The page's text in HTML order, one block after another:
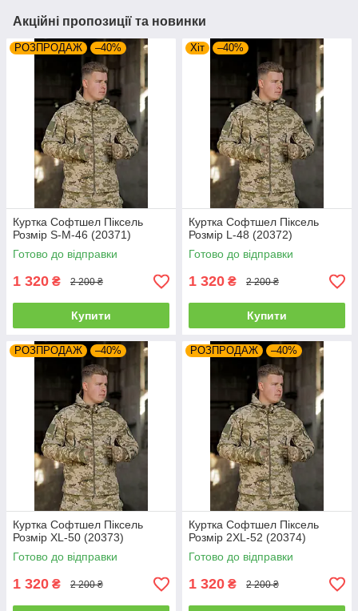
Акційні пропозиції та новинки
РОЗПРОДАЖ –40%
Куртка Софтшел Піксель
Розмір S-M-46 (20371)
Готово до відправки
1 320 ₴ 2 200 ₴
Купити
Хіт –40%
Куртка Софтшел Піксель
Розмір L-48 (20372)
Готово до відправки
1 320 ₴ 2 200 ₴
Купити
РОЗПРОДАЖ –40%
Куртка Софтшел Піксель
Розмір XL-50 (20373)
Готово до відправки
1 320 ₴ 2 200 ₴
РОЗПРОДАЖ –40%
Куртка Софтшел Піксель
Розмір 2XL-52 (20374)
Готово до відправки
1 320 ₴ 2 200 ₴